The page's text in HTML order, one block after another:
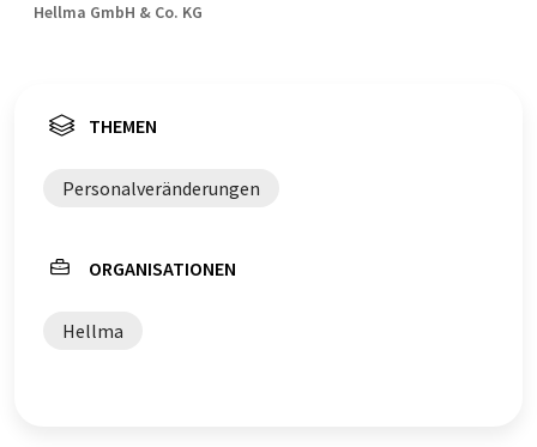
Hellma GmbH & Co. KG
THEMEN
Personalveränderungen
ORGANISATIONEN
Hellma